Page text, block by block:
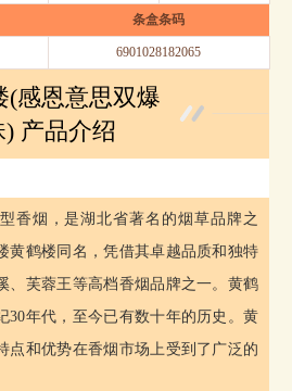
条盒条码
6901028182065
(感恩意思双爆
) 产品介绍
香烟，是湖北省著名的烟草品牌之
黄鹤楼同名，凭借其卓越品质和独特
、芙蓉王等高档香烟品牌之一。黄鹤
30年代，至今已有数十年的历史。黄
点和优势在香烟市场上受到了广泛的